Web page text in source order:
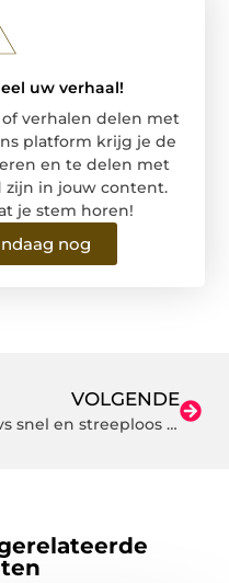
uw verhaal!
verhalen delen met
platform krijg je de
en te delen met
zijn in jouw content.
je stem horen!
nog
VOLGENDE
Rvs snel en streeploos schoonmaken